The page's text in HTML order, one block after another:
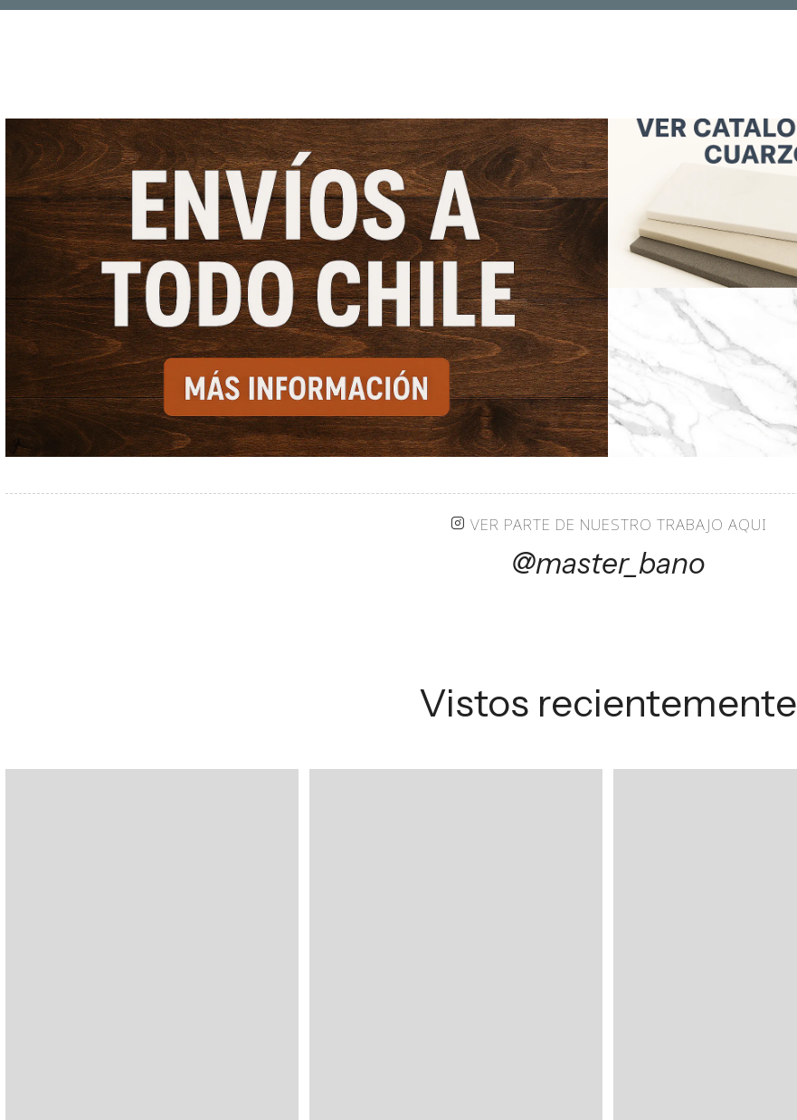
VER PARTE DE NUESTRO TRABAJO AQUI
@master_bano
Vistos recientemente